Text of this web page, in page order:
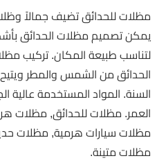
مظلات للحدائق تضيف جمالاً
يمكن تصميم مظلات الحدائق
لتناسب طبيعة المكان. تركيب
الحدائق من الشمس والمطر
السنة. المواد المستخدمة عالية
العمر. مظلات للحدائق, مظلات
مظلات سيارات هرمية, مظلات
مظلات متينة.